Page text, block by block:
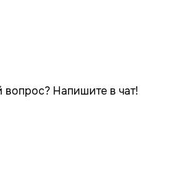
Напишите в чат!